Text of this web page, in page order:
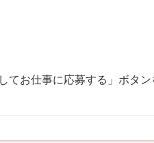
てお仕事に応募する」ボタ